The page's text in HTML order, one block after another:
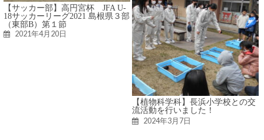
【サッカー部】高円宮杯 JFA U-
18サッカーリーグ2021 島根県３部
（東部B）第１節
2021年4月20日
【植物科学科】長浜小学校との交
流活動を行いました！
2024年3月7日